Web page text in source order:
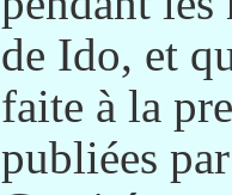
de Ido, et
faite à la
publiées